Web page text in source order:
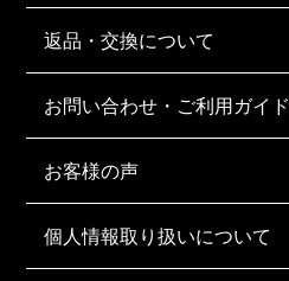
返品・交換について
お問い合わせ・ご利用ガイド
お客様の声
個人情報取り扱いについて